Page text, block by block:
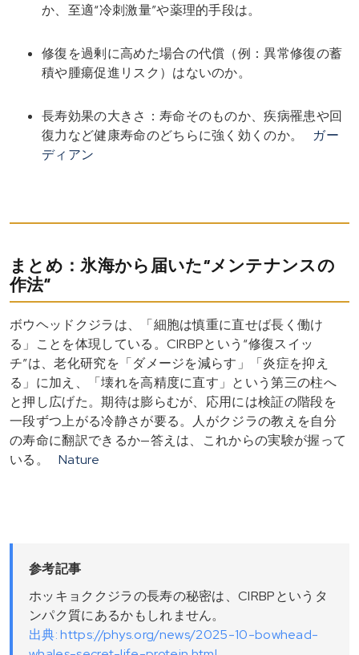
か、至適“冷刺激量”や薬理的手段は。
修復を過剰に高めた場合の代償（例：異常修復の蓄
積や腫瘍促進リスク）はないのか。
長寿効果の大きさ：寿命そのものか、疾病罹患や回
復力など健康寿命のどちらに強く効くのか。
ガー
ディアン
まとめ：氷海から届いた“メンテナンスの
作法”
ボウヘッドクジラは、「細胞は慎重に直せば長く働け
る」ことを体現している。CIRBPという“修復スイッ
チ”は、老化研究を「ダメージを減らす」「炎症を抑え
る」に加え、「壊れを高精度に直す」という第三の柱へ
と押し広げた。期待は膨らむが、応用には検証の階段を
一段ずつ上がる冷静さが要る。人がクジラの教えを自分
の寿命に翻訳できるか—答えは、これからの実験が握って
いる。
Nature
参考記事
ホッキョククジラの長寿の秘密は、CIRBPというタ
ンパク質にあるかもしれません。
出典: https://phys.org/news/2025-10-bowhead-